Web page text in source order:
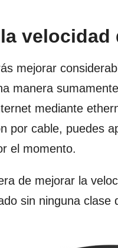
mejorar
manera
mediante
por cable, puedes
el momento.
de mejorar la
sin ninguna clase